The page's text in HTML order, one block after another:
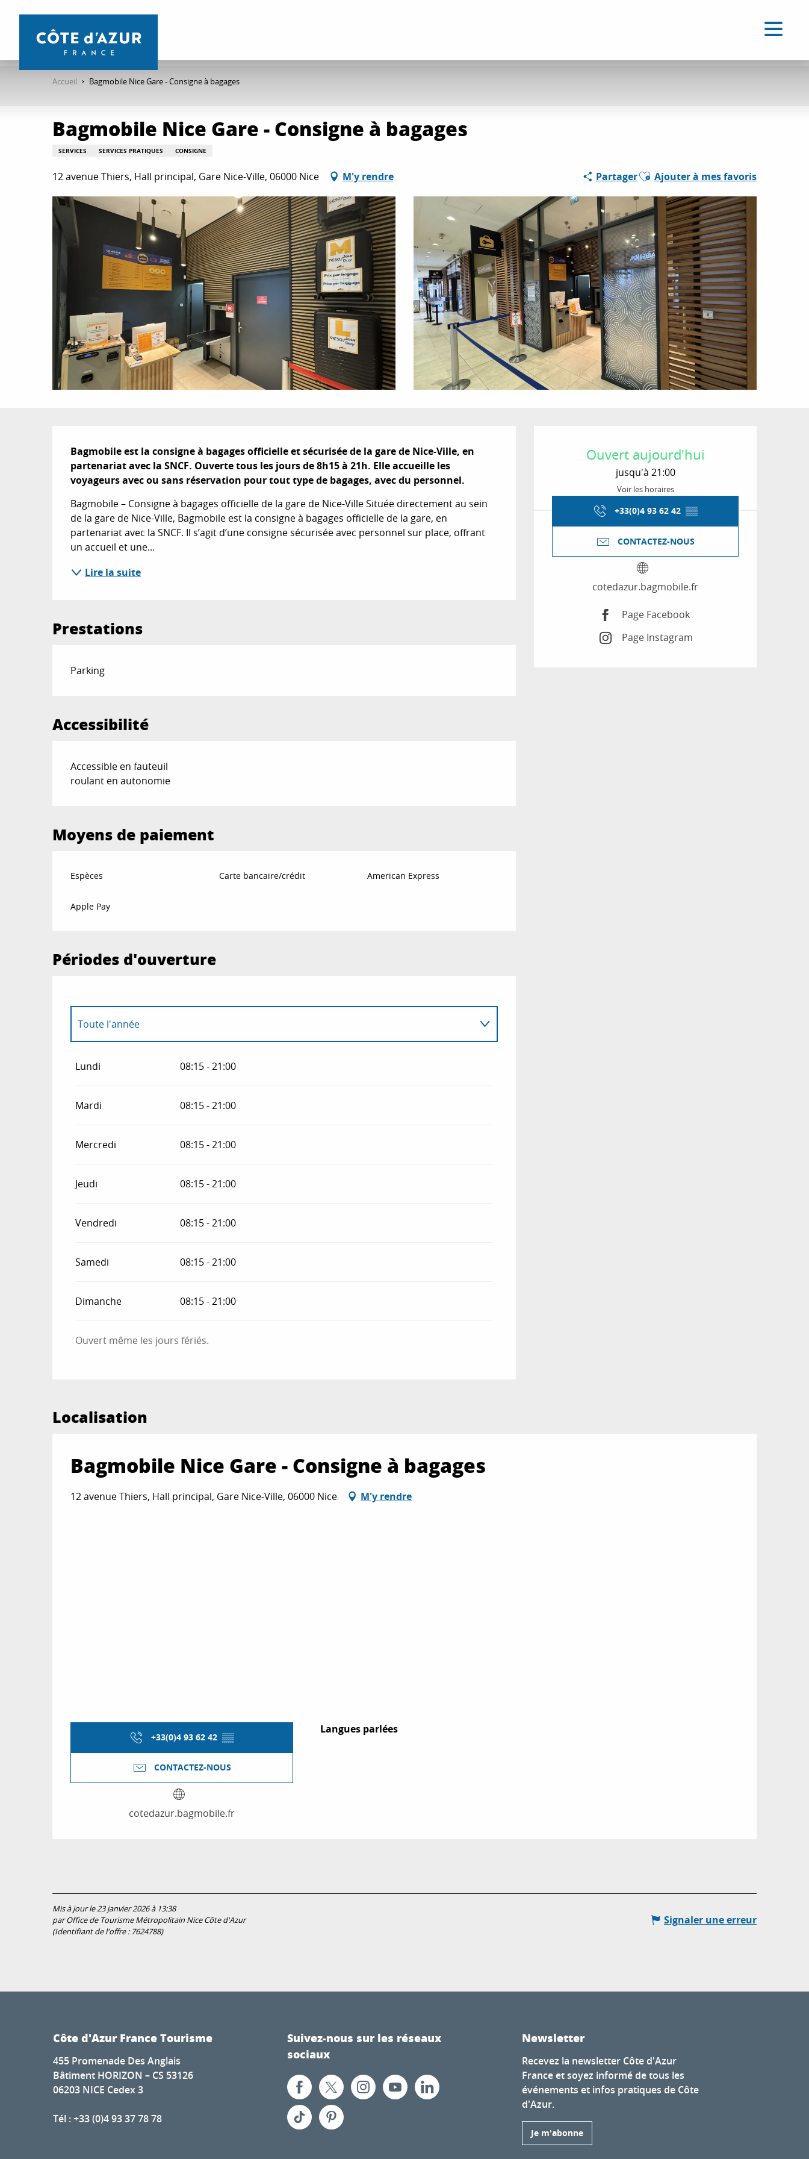
contenu
Accueil Bagmobile Nice Gare - Consigne à bagages
Bagmobile Nice Gare - Consigne à bagages
SERVICES SERVICES PRATIQUES CONSIGNE
12 avenue Thiers, Hall principal, Gare Nice-Ville, 06000 Nice M'y rendre PartagerAjouter aux favoris
Ajouter à mes favoris
Ouverture et
Ouvert aujourd'hui
jusqu'à 21:00
Voir les horaires
+33(0)4 93 62 42 ▒▒
CONTACTEZ-NOUS
cotedazur.bagmobile.fr
Page Facebook
Page Instagram
Description
Bagmobile est la consigne à bagages officielle et sécurisée de la gare de Nice-Ville, en
partenariat avec la SNCF. Ouverte tous les jours de 8h15 à 21h. Elle accueille les
voyageurs avec ou sans réservation pour tout type de bagages, avec du personnel.
Bagmobile – Consigne à bagages officielle de la gare de Nice-Ville Située directement au sein
de la gare de Nice-Ville, Bagmobile est la consigne à bagages officielle de la gare, en
partenariat avec la SNCF. Il s’agit d’une consigne sécurisée avec personnel sur place, offrant
un accueil et une...
Lire la suite
Prestations
Parking
Accessibilité
Accessible en fauteuil
roulant en autonomie
Moyens de paiement
Espèces Carte bancaire/crédit American Express
Apple Pay
Périodes d'ouverture
Toute l'année
Lundi 08:15 - 21:00
Mardi 08:15 - 21:00
Mercredi 08:15 - 21:00
Jeudi 08:15 - 21:00
Vendredi 08:15 - 21:00
Samedi 08:15 - 21:00
Dimanche 08:15 - 21:00
Ouvert même les jours fériés.
Localisation
Bagmobile Nice Gare - Consigne à bagages
12 avenue Thiers, Hall principal, Gare Nice-Ville, 06000 Nice M'y rendre
+33(0)4 93 62 42 ▒▒
CONTACTEZ-NOUS
cotedazur.bagmobile.fr
Langues parlées
Langues parlées
Mis à jour le 23 janvier 2026 à 13:38
par Office de Tourisme Métropolitain Nice Côte d'Azur
(Identifiant de l'offre : 7624788)
Signaler une erreur
Côte d'Azur France Tourisme
455 Promenade Des Anglais
Bâtiment HORIZON – CS 53126
06203 NICE Cedex 3
Tél : +33 (0)4 93 37 78 78
Suivez-nous sur les réseaux
sociaux
Newsletter
Recevez la newsletter Côte d'Azur
France et soyez informé de tous les
événements et infos pratiques de Côte
d'Azur.
Je m'abonne